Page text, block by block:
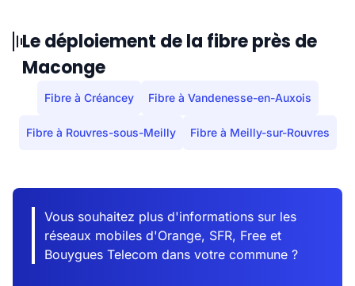
Le déploiement de la fibre près de
Maconge
Fibre à Créancey Fibre à Vandenesse-en-Auxois
Fibre à Rouvres-sous-Meilly Fibre à Meilly-sur-Rouvres
Vous souhaitez plus d'informations sur les
réseaux mobiles d'Orange, SFR, Free et
Bouygues Telecom dans votre commune ?